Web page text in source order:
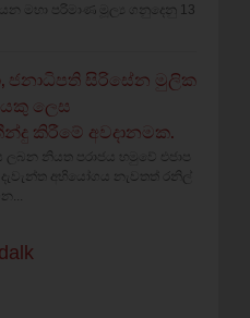
මහා පරිමාණ මූල්‍ය ගනුදෙනු 13
ජනාධිපති සිරිසේන මුලික
ලෙස
කිරීමේ අවදානමක.
ලබන නියත පරාජය හමුවේ එජාප
අභියෝගය නැවතත් රනිල්